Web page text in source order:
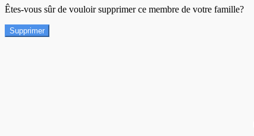
Êtes-vous sûr de vouloir supprimer ce membre de votre famille?
Supprimer